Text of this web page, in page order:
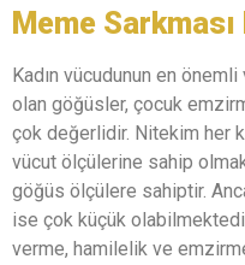
Meme
Kadın vücudunun en
olan göğüsler, çocuk
çok değerlidir. Nitekim her
vücut ölçülerine sahip
göğüs ölçülere sahiptir.
ise çok küçük
verme, hamilelik ve